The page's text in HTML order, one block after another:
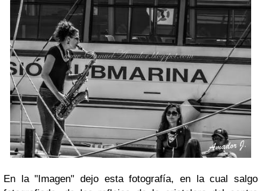
En la "Imagen" dejo esta fotografía, en la cual salgo